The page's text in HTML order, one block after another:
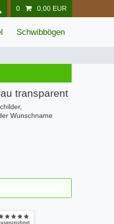
0 0,00 EUR
Schwibbögen
transparent
Wunschname